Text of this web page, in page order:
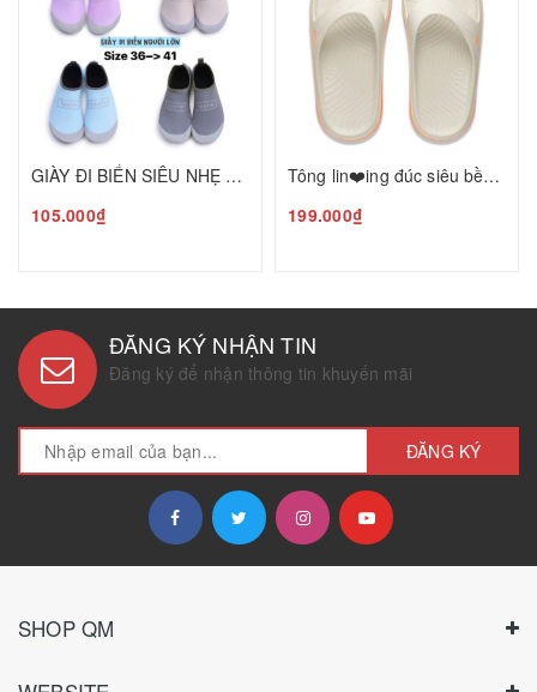
GIÀY ĐI BIỂN SIÊU NHẸ CHO NGƯỜI LỚN C35041903
105.000₫
Tông lin❤️ing đúc siêu bền nhẹ T25041709
199.000₫
ĐĂNG KÝ NHẬN TIN
Đăng ký để nhận thông tin khuyến mãi
ĐĂNG KÝ
SHOP QM